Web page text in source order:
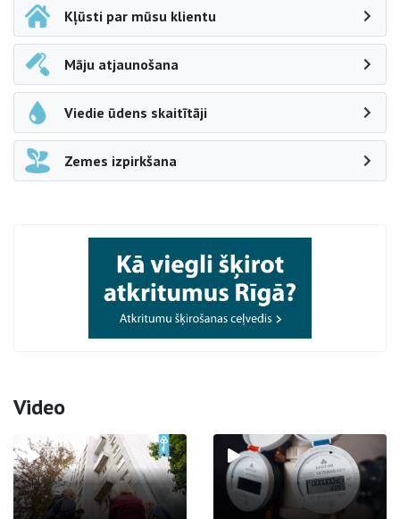
Kļūsti par mūsu klientu
Māju atjaunošana
Viedie ūdens skaitītāji
Zemes izpirkšana
Video